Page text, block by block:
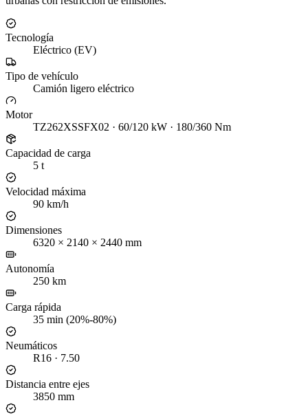
Tecnología
Eléctrico (EV)
Tipo de vehículo
Camión ligero eléctrico
Motor
TZ262XSSFX02 · 60/120 kW · 180/360 Nm
Capacidad de carga
5 t
Velocidad máxima
90 km/h
Dimensiones
6320 × 2140 × 2440 mm
Autonomía
250 km
Carga rápida
35 min (20%-80%)
Neumáticos
R16 · 7.50
Distancia entre ejes
3850 mm